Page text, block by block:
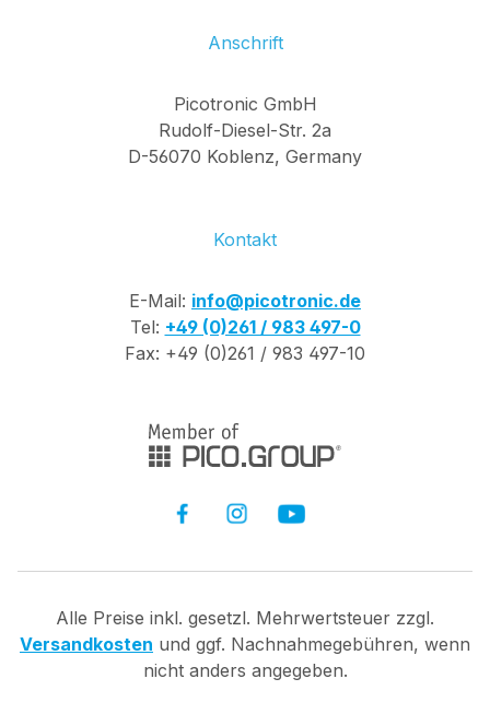
Anschrift
Picotronic GmbH
Rudolf-Diesel-Str. 2a
D-56070 Koblenz, Germany
Kontakt
E-Mail: info@picotronic.de
Tel: +49 (0)261 / 983 497-0
Fax: +49 (0)261 / 983 497-10
Alle Preise inkl. gesetzl. Mehrwertsteuer zzgl.
Versandkosten und ggf. Nachnahmegebühren, wenn
nicht anders angegeben.